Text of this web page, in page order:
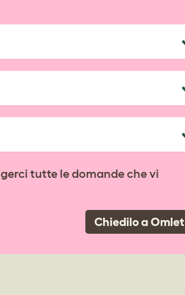
tutte le domande che vi
Chiedilo a Omlet